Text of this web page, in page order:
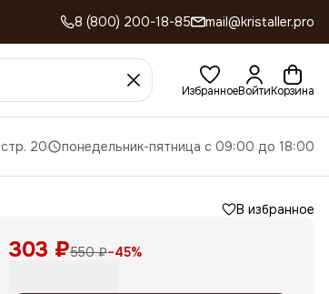
8 (800) 200-18-85 mail@kristaller.pro
ИзбранноеВойтиКорзина
20 понедельник-пятница с 09:00 до 18:00
В избранное
303 ₽550 ₽−45%